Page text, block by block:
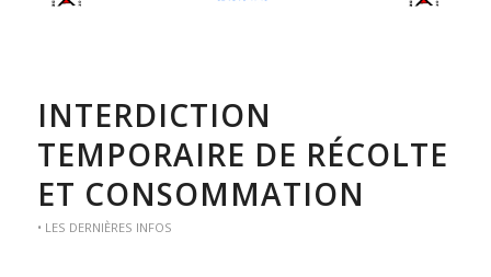
INTERDICTION
TEMPORAIRE DE RÉCOLTE
ET CONSOMMATION
• LES DERNIÈRES INFOS